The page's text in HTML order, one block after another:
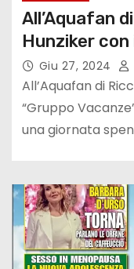
All’Aquafan
Hunziker con
Giu 27, 2024
All’Aquafan di
“Gruppo
una giornata